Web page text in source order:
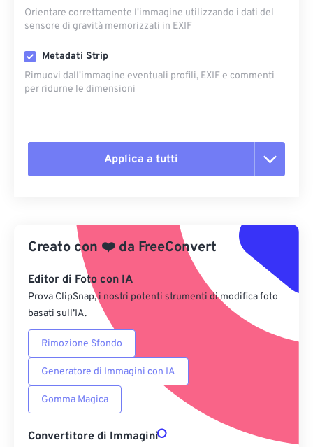
Orientare correttamente l'immagine utilizzando i dati del
sensore di gravità memorizzati in EXIF
Metadati Strip
Rimuovi dall'immagine eventuali profili, EXIF ​​e commenti
per ridurne le dimensioni
Applica a tutti
Applica da preimpostazione
Salva come predefinito
Creato con ❤️ da FreeConvert
Editor di Foto con IA
Prova ClipSnap, i nostri potenti strumenti di modifica foto
basati sull’IA.
Rimozione Sfondo
Generatore di Immagini con IA
Gomma Magica
Convertitore di Immagini